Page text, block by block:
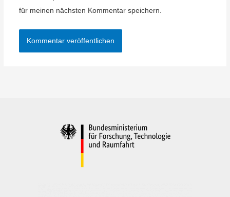
für meinen nächsten Kommentar speichern.